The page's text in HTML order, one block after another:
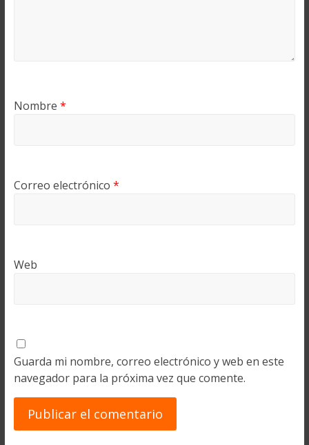
Nombre *
Correo electrónico *
Web
Guarda mi nombre, correo electrónico y web en este
navegador para la próxima vez que comente.